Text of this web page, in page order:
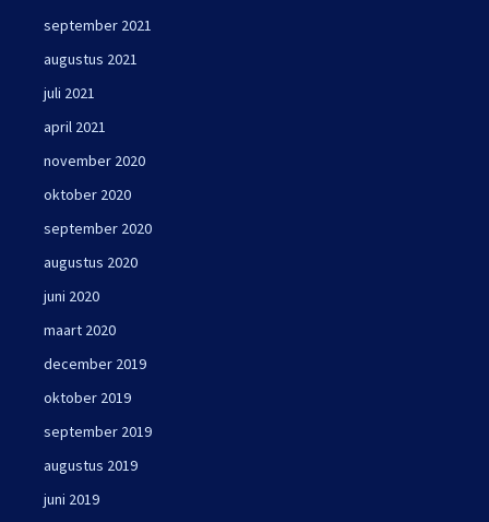
september 2021
augustus 2021
juli 2021
april 2021
november 2020
oktober 2020
september 2020
augustus 2020
juni 2020
maart 2020
december 2019
oktober 2019
september 2019
augustus 2019
juni 2019